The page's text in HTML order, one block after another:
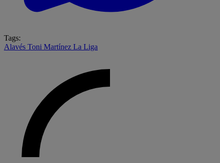
Tags:
Alavés Toni Martínez La Liga